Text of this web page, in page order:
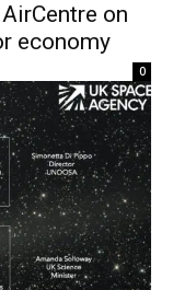
on
economy
0